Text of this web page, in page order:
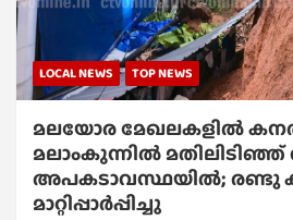
LOCAL NEWS TOP NEWS
മലയോര മേഖലകളിൽ
മലാംകുന്നിൽ മതിലിടിഞ്ഞ്
അപകടാവസ്ഥയിൽ; രണ്ടു
മാറ്റിപ്പാർപ്പിച്ചു